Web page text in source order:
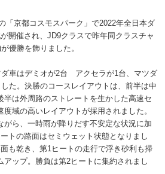
「京都コスモスパーク」で2022年全日本ダ
開催され、JD9クラスで昨年同クラスチャ
優勝を飾りました。
車はデミオが2台 アクセラが1台、マツダ
た。決勝のコースレイアウトは、前半は中
半は外周路のストレートを生かした高速セ
域の高いレイアウトが採用されました。
がら、一時雨が降りだす不安定な状況に加
トの路面はセミウェット状態となりまし
も乾き、第1ヒートの走行で浮き砂利も掃
アップ。勝負は第2ヒートに集約されまし